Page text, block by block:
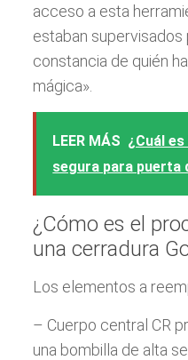
acceso a esta
estaban supervisados
constancia de quién
mágica».
LEER MÁS ¿Cuál
segura para puerta
¿Cómo es el
una cerradura
Los elementos a
– Cuerpo central CR
una bombilla de alta